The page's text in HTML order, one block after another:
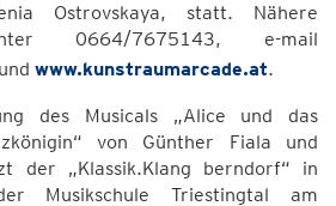
Ostrovskaya, statt. Nähere
0664/7675143, e-mail
und www.kunstraumarcade.at.
des Musicals „Alice und das
von Günther Fiala und
der „Klassik.Klang berndorf“ in
Musikschule Triestingtal am